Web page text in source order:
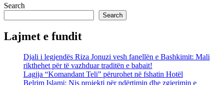
Search
Search
Lajmet e fundit
Djali i legjendës Riza Jonuzi vesh fanellën e Bashkimit: Mali
rikthehet për të vazhduar traditën e babait!
Lagjja “Komandant Teli” përurohet në fshatin Hotël
Belrim Islami: Nis projekti për ndërtimin dhe zgjerimin e